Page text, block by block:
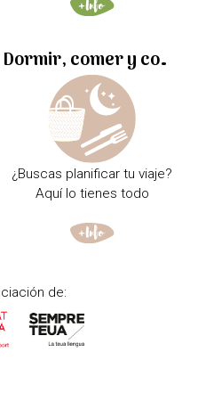
Dormir, comer y comprar
¿Buscas planificar tu viaje?
Aquí lo tienes todo
de: